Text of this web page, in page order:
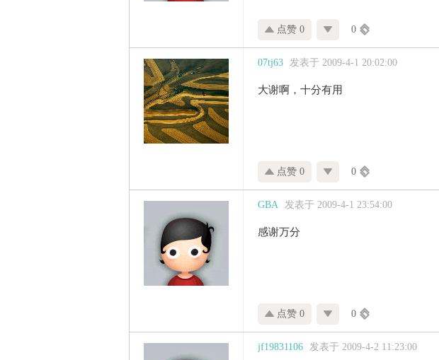
点赞 0 0
07tj63 发表于 2009-4-1 20:02:00
大谢啊，十分有用
点赞 0 0
GBA 发表于 2009-4-1 23:54:00
感谢万分
点赞 0 0
jf19831106 发表于 2009-4-2 11:23:00